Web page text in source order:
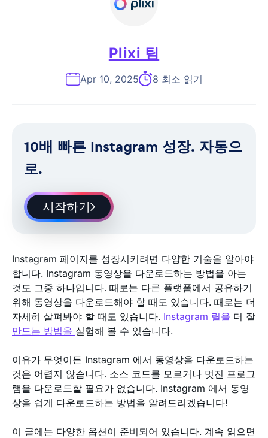
Plixi 팀
Apr 10, 2025 8 최소 읽기
10배 빠른 Instagram 성장. 자동으
로.
시작하기
Instagram 페이지를 성장시키려면 다양한 기술을 알아야
합니다. Instagram 동영상을 다운로드하는 방법을 아는
것도 그중 하나입니다. 때로는 다른 플랫폼에서 공유하기
위해 동영상을 다운로드해야 할 때도 있습니다. 때로는 더
자세히 살펴봐야 할 때도 있습니다. Instagram 릴을 더 잘
만드는 방법을 실험해 볼 수 있습니다.
이유가 무엇이든 Instagram 에서 동영상을 다운로드하는
것은 어렵지 않습니다. 소스 코드를 모르거나 멋진 프로그
램을 다운로드할 필요가 없습니다. Instagram 에서 동영
상을 쉽게 다운로드하는 방법을 알려드리겠습니다!
이 글에는 다양한 옵션이 준비되어 있습니다. 계속 읽으면